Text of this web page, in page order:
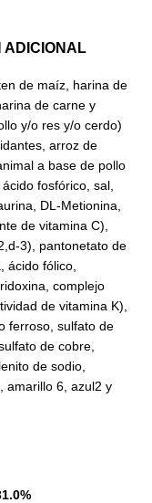
ADICIONAL
de maíz, harina de
de carne y
y/o res y/o cerdo)
arroz de
a base de pollo
fosfórico, sal,
DL-Metionina,
de vitamina C),
3), pantonetato de
ácido fólico,
complejo
de vitamina K),
ferroso, sulfato de
de cobre,
de sodio,
amarillo 6, azul2 y